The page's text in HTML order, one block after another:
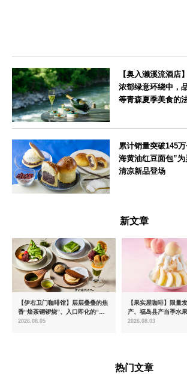
【奥入濑溪流酒店
浓郁绿意环绕中，
等青森夏季美食的
累计销量突破145
海黄油红豆面包”
清凉新品登场
新文章
【伊右卫门咖啡馆】层层叠叠的焦
香“焙茶铜锣烧”、入口即化的“宇
治抹茶提拉米苏”全新登场
2026.08.05
【果实屋咖啡】限量
产、福岛县产当季水
2026.08.03
热门文章